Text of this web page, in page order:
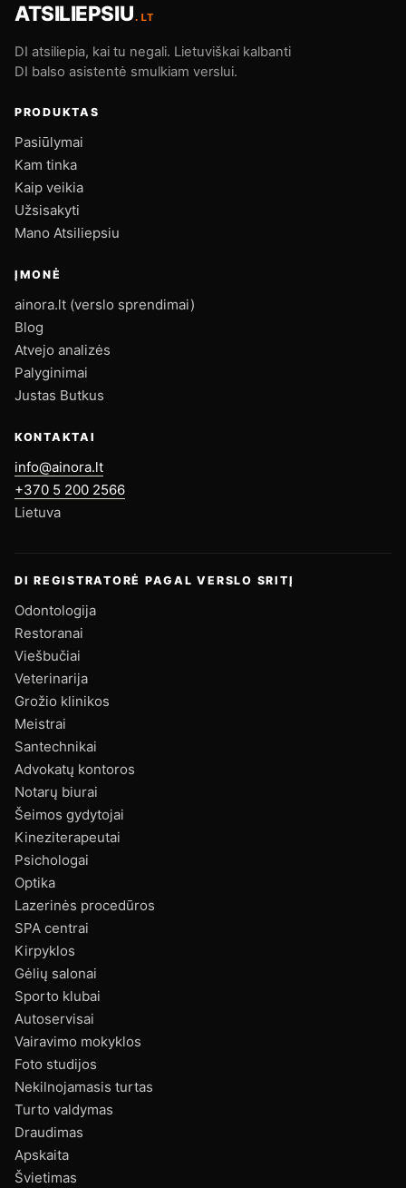
ATSILIEPSIU.LT
DI atsiliepia, kai tu negali. Lietuviškai kalbanti
DI balso asistentė smulkiam verslui.
PRODUKTAS
Pasiūlymai
Kam tinka
Kaip veikia
Užsisakyti
Mano Atsiliepsiu
ĮMONĖ
ainora.lt (verslo sprendimai)
Blog
Atvejo analizės
Palyginimai
Justas Butkus
KONTAKTAI
info@ainora.lt
+370 5 200 2566
Lietuva
DI REGISTRATORĖ PAGAL VERSLO SRITĮ
Odontologija
Restoranai
Viešbučiai
Veterinarija
Grožio klinikos
Meistrai
Santechnikai
Advokatų kontoros
Notarų biurai
Šeimos gydytojai
Kineziterapeutai
Psichologai
Optika
Lazerinės procedūros
SPA centrai
Kirpyklos
Gėlių salonai
Sporto klubai
Autoservisai
Vairavimo mokyklos
Foto studijos
Nekilnojamasis turtas
Turto valdymas
Draudimas
Apskaita
Švietimas